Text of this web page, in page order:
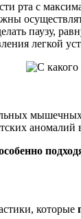
рта с
паузу,
легкой
аномалий
которые